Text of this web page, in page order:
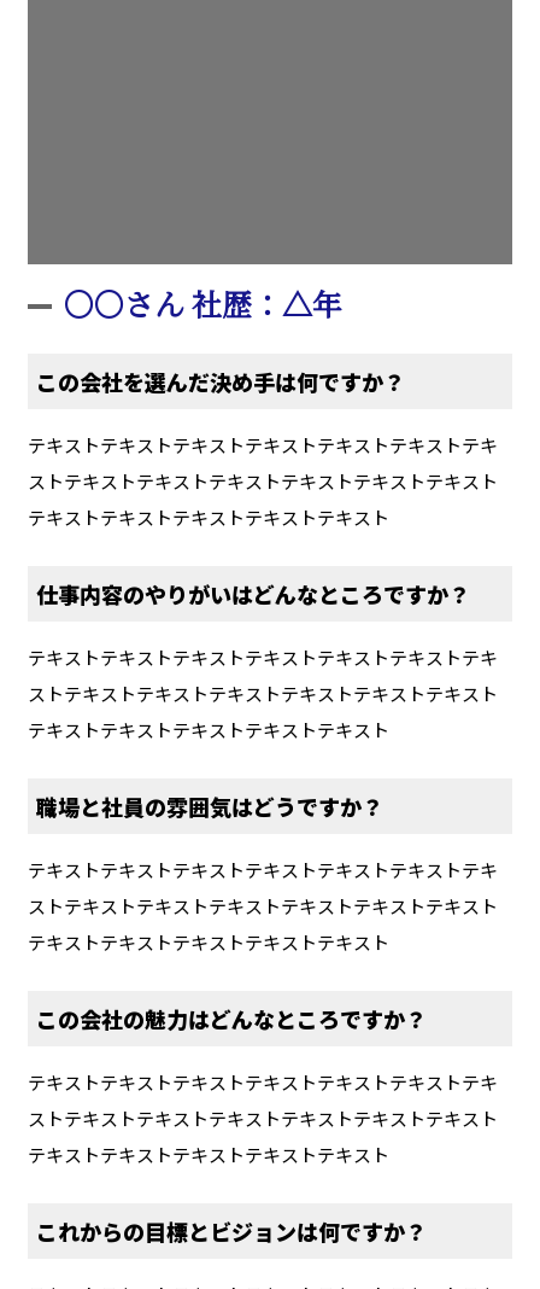
〇〇さん 社歴：△年
この会社を選んだ決め手は何ですか？
テキストテキストテキストテキストテキストテキストテキ
ストテキストテキストテキストテキストテキストテキスト
テキストテキストテキストテキストテキスト
仕事内容のやりがいはどんなところですか？
テキストテキストテキストテキストテキストテキストテキ
ストテキストテキストテキストテキストテキストテキスト
テキストテキストテキストテキストテキスト
職場と社員の雰囲気はどうですか？
テキストテキストテキストテキストテキストテキストテキ
ストテキストテキストテキストテキストテキストテキスト
テキストテキストテキストテキストテキスト
この会社の魅力はどんなところですか？
テキストテキストテキストテキストテキストテキストテキ
ストテキストテキストテキストテキストテキストテキスト
テキストテキストテキストテキストテキスト
これからの目標とビジョンは何ですか？